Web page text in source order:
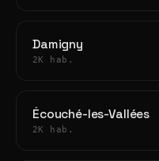
Damigny
2K hab.
Écouché-les-Vallées
2K hab.